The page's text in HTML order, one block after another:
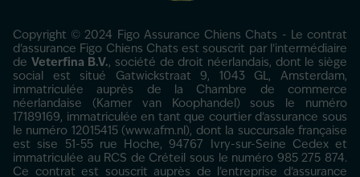
Copyright © 2024 Figo Assurance Chiens Chats - Le contrat
d'assurance Figo Chiens Chats est souscrit par l’intermédiaire
de Veterfina B.V., société de droit néerlandais, dont le siège
social est situé Gatwickstraat 9, 1043 GL, Amsterdam,
immatriculée auprès de la Chambre de commerce
néerlandaise (Kamer van Koophandel) sous le numéro
17189169, immatriculée en tant que courtier d’assurance sous
le numéro 12015415 (www.afm.nl), dont la succursale française
est sise 51-55 rue Hoche, 94767 Ivry-sur-Seine Cedex et
immatriculée au RCS de Créteil sous le numéro 985 275 874.
Ce contrat est souscrit auprès de l’entreprise d’assurance